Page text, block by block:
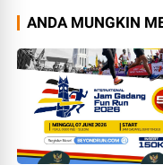
ANDA MUNGKIN